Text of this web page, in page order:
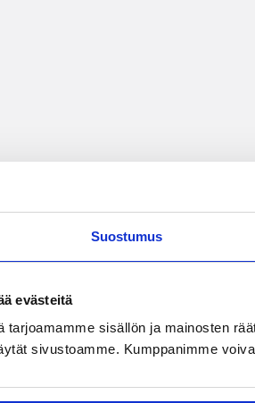
Suostumus
evästeitä
tarjoamamme sisällön ja mainosten
sivustoamme. Kumppanimme